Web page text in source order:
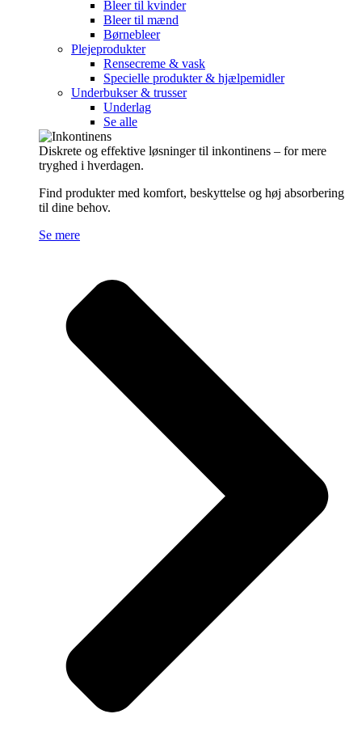
Bleer til kvinder
Bleer til mænd
Børnebleer
Plejeprodukter
Rensecreme & vask
Specielle produkter & hjælpemidler
Underbukser & trusser
Underlag
Se alle
Diskrete og effektive løsninger til inkontinens – for mere
tryghed i hverdagen.
Find produkter med komfort, beskyttelse og høj absorbering
til dine behov.
Se mere